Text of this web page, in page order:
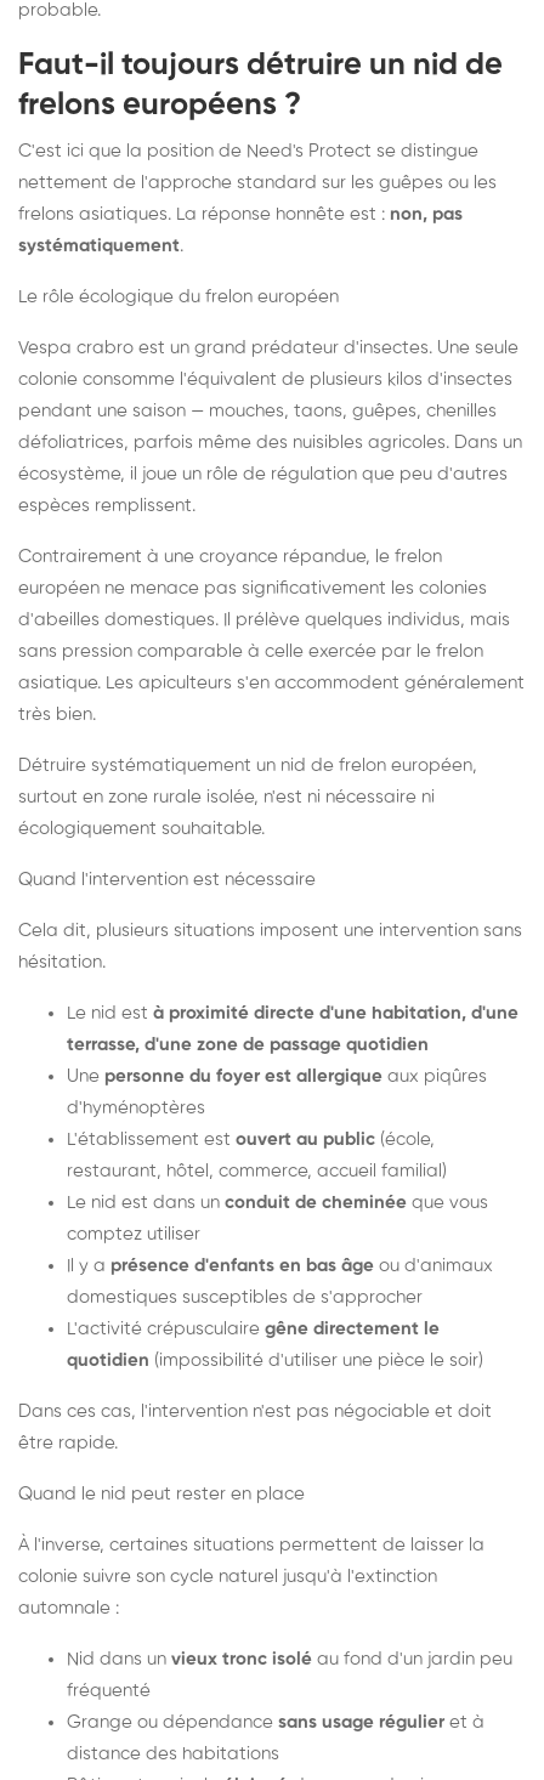
probable.
Faut-il toujours détruire un nid de
frelons européens ?
C'est ici que la position de Need's Protect se distingue
nettement de l'approche standard sur les guêpes ou les
frelons asiatiques. La réponse honnête est : non, pas
systématiquement.
Le rôle écologique du frelon européen
Vespa crabro est un grand prédateur d'insectes. Une seule
colonie consomme l'équivalent de plusieurs kilos d'insectes
pendant une saison — mouches, taons, guêpes, chenilles
défoliatrices, parfois même des nuisibles agricoles. Dans un
écosystème, il joue un rôle de régulation que peu d'autres
espèces remplissent.
Contrairement à une croyance répandue, le frelon
européen ne menace pas significativement les colonies
d'abeilles domestiques. Il prélève quelques individus, mais
sans pression comparable à celle exercée par le frelon
asiatique. Les apiculteurs s'en accommodent généralement
très bien.
Détruire systématiquement un nid de frelon européen,
surtout en zone rurale isolée, n'est ni nécessaire ni
écologiquement souhaitable.
Quand l'intervention est nécessaire
Cela dit, plusieurs situations imposent une intervention sans
hésitation.
Le nid est à proximité directe d'une habitation, d'une
terrasse, d'une zone de passage quotidien
Une personne du foyer est allergique aux piqûres
d'hyménoptères
L'établissement est ouvert au public (école,
restaurant, hôtel, commerce, accueil familial)
Le nid est dans un conduit de cheminée que vous
comptez utiliser
Il y a présence d'enfants en bas âge ou d'animaux
domestiques susceptibles de s'approcher
L'activité crépusculaire gêne directement le
quotidien (impossibilité d'utiliser une pièce le soir)
Dans ces cas, l'intervention n'est pas négociable et doit
être rapide.
Quand le nid peut rester en place
À l'inverse, certaines situations permettent de laisser la
colonie suivre son cycle naturel jusqu'à l'extinction
automnale :
Nid dans un vieux tronc isolé au fond d'un jardin peu
fréquenté
Grange ou dépendance sans usage régulier et à
distance des habitations